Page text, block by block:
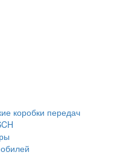
коробки передач